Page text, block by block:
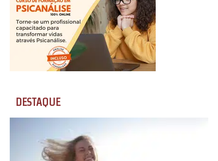
DESTAQUE